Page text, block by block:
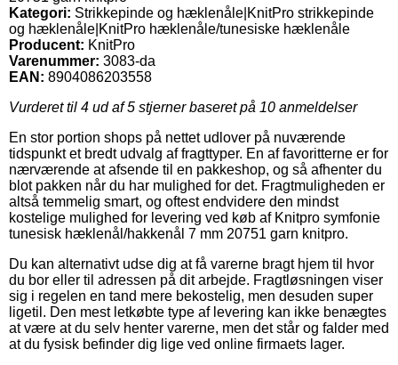
Kategori: Strikkepinde og hæklenåle|KnitPro strikkepinde
og hæklenåle|KnitPro hæklenåle/tunesiske hæklenåle
Producent: KnitPro
Varenummer: 3083-da
EAN: 8904086203558
Vurderet til 4 ud af 5 stjerner baseret på 10 anmeldelser
En stor portion shops på nettet udlover på nuværende
tidspunkt et bredt udvalg af fragttyper. En af favoritterne er for
nærværende at afsende til en pakkeshop, og så afhenter du
blot pakken når du har mulighed for det. Fragtmuligheden er
altså temmelig smart, og oftest endvidere den mindst
kostelige mulighed for levering ved køb af Knitpro symfonie
tunesisk hæklenål/hakkenål 7 mm 20751 garn knitpro.
Du kan alternativt udse dig at få varerne bragt hjem til hvor
du bor eller til adressen på dit arbejde. Fragtløsningen viser
sig i regelen en tand mere bekostelig, men desuden super
ligetil. Den mest letkøbte type af levering kan ikke benægtes
at være at du selv henter varerne, men det står og falder med
at du fysisk befinder dig lige ved online firmaets lager.